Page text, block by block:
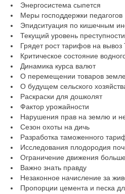
Энергосистема сыпется
Меры господдержки педагогов
Эпидситуация по кишечным
Текущий уровень преступности
Грядет рост тарифов на
Критическое состояние
Динамика курса валют
О перемещении товаров
О будущем сельского
Раскраски для дошколят
Фактор урожайности
Нарушения прав на землю и
Сезон охоты на дичь
Разработка таможенного
Исследования плодородия
Ограничение движения
Важно знать правду
Незаконное начисление за
Пропорции цемента и песка